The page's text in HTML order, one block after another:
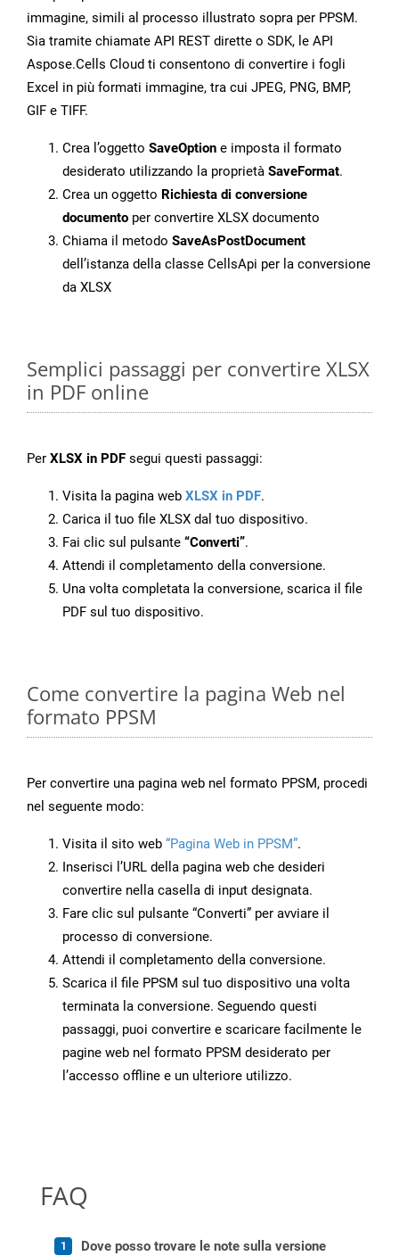
immagine, simili al processo illustrato sopra per PPSM.
Sia tramite chiamate API REST dirette o SDK, le API
Aspose.Cells Cloud ti consentono di convertire i fogli
Excel in più formati immagine, tra cui JPEG, PNG, BMP,
GIF e TIFF.
Crea l’oggetto SaveOption e imposta il formato
desiderato utilizzando la proprietà SaveFormat.
Crea un oggetto Richiesta di conversione
documento per convertire XLSX documento
Chiama il metodo SaveAsPostDocument
dell’istanza della classe CellsApi per la conversione
da XLSX
Semplici passaggi per convertire XLSX
in PDF online
Per XLSX in PDF segui questi passaggi:
Visita la pagina web XLSX in PDF.
Carica il tuo file XLSX dal tuo dispositivo.
Fai clic sul pulsante “Converti”.
Attendi il completamento della conversione.
Una volta completata la conversione, scarica il file
PDF sul tuo dispositivo.
Come convertire la pagina Web nel
formato PPSM
Per convertire una pagina web nel formato PPSM, procedi
nel seguente modo:
Visita il sito web “Pagina Web in PPSM”.
Inserisci l’URL della pagina web che desideri
convertire nella casella di input designata.
Fare clic sul pulsante “Converti” per avviare il
processo di conversione.
Attendi il completamento della conversione.
Scarica il file PPSM sul tuo dispositivo una volta
terminata la conversione. Seguendo questi
passaggi, puoi convertire e scaricare facilmente le
pagine web nel formato PPSM desiderato per
l’accesso offline e un ulteriore utilizzo.
FAQ
Dove posso trovare le note sulla versione